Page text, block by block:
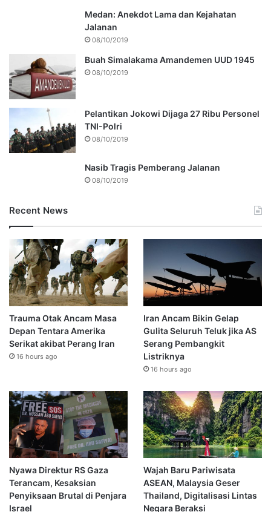
Medan: Anekdot Lama dan Kejahatan
Jalanan
08/10/2019
Buah Simalakama Amandemen UUD 1945
08/10/2019
Pelantikan Jokowi Dijaga 27 Ribu Personel
TNI-Polri
08/10/2019
Nasib Tragis Pemberang Jalanan
08/10/2019
Recent News
Trauma Otak Ancam Masa
Depan Tentara Amerika
Serikat akibat Perang Iran
16 hours ago
Iran Ancam Bikin Gelap
Gulita Seluruh Teluk jika AS
Serang Pembangkit
Listriknya
16 hours ago
Nyawa Direktur RS Gaza
Terancam, Kesaksian
Penyiksaan Brutal di Penjara
Israel
Wajah Baru Pariwisata
ASEAN, Malaysia Geser
Thailand, Digitalisasi Lintas
Negara Beraksi